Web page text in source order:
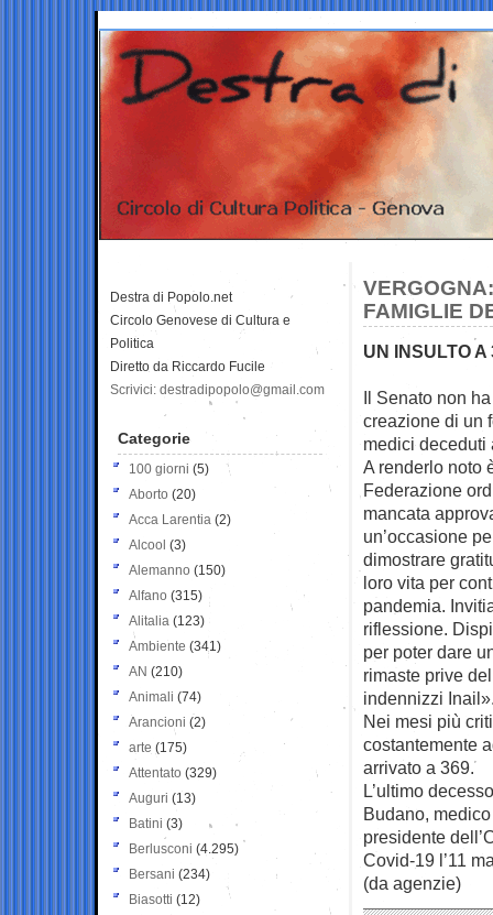
FAMIGLIE
UN INSULTO A
Il Senato non
creazione di un
medici deceduti
A renderlo noto
Federazione
mancata
un’occasione
dimostrare
loro vita per
pandemia.
riflessione.
per poter dare
rimaste prive
indennizzi
Nei mesi più
costantemente
arrivato a 369.
L’ultimo
Budano,
presidente
Covid-19 l’11
(da agenzie)
Destra di Popolo.net
Circolo Genovese di Cultura e
Politica
Diretto da Riccardo Fucile
Scrivici: destradipopolo@gmail.com
Categorie
100 giorni (5)
Aborto (20)
Acca Larentia (2)
Alcool (3)
Alemanno (150)
Alfano (315)
Alitalia (123)
Ambiente (341)
AN (210)
Animali (74)
Arancioni (2)
arte (175)
Attentato (329)
Auguri (13)
Batini (3)
Berlusconi (4.295)
Bersani (234)
Biasotti (12)